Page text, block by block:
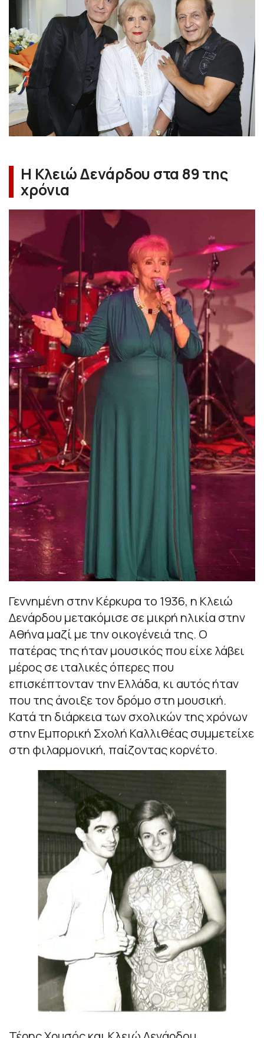
Η Κλειώ Δενάρδου στα 89 της
χρόνια
Γεννημένη στην Κέρκυρα το 1936, η Κλειώ
Δενάρδου μετακόμισε σε μικρή ηλικία στην
Αθήνα μαζί με την οικογένειά της. Ο
πατέρας της ήταν μουσικός που είχε λάβει
μέρος σε ιταλικές όπερες που
επισκέπτονταν την Ελλάδα, κι αυτός ήταν
που της άνοιξε τον δρόμο στη μουσική.
Κατά τη διάρκεια των σχολικών της χρόνων
στην Εμπορική Σχολή Καλλιθέας συμμετείχε
στη φιλαρμονική, παίζοντας κορνέτο.